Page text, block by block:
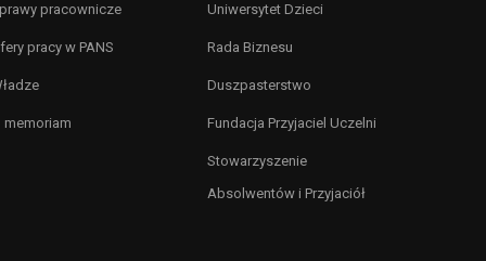
pracownicze
pracy w PANS
memoriam
Uniwersytet Dzieci
Rada Biznesu
Duszpasterstwo
Fundacja Przyjaciel Uczelni
Stowarzyszenie
Absolwentów i Przyjaciół